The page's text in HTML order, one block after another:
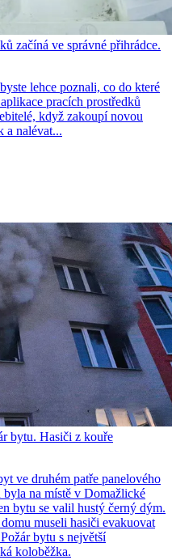
začíná ve správné přihrádce.
lehce poznali, co do které
pracích prostředků
když zakoupí novou
a nalévat...
bytu. Hasiči z kouře
ve druhém patře panelového
na místě v Domažlické
bytu se valil hustý černý dým.
museli hasiči evakuovat
bytu s největší
koloběžka.